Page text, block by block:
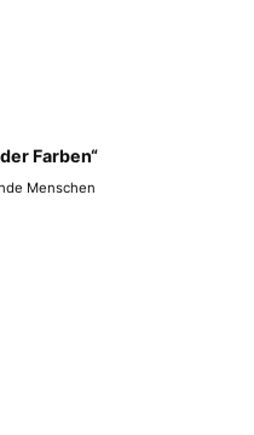
Farben“
Menschen